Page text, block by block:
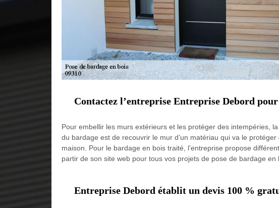
Contactez l’entreprise Entreprise Debord
Pour embellir les murs extérieurs et les protéger des intempéries,
du bardage est de recouvrir le mur d’un matériau qui va le
maison. Pour le bardage en bois traité, l’entreprise propose
partir de son site web pour tous vos projets de pose de bardage en
Entreprise Debord établit un devis 100 %